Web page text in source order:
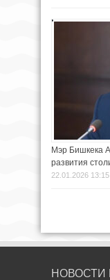
Мэр Бишкека
развития
22.01.2026 13:15
НОВОСТИ